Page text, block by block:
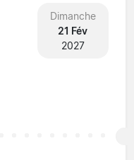
Dimanche
21 Fév
2027